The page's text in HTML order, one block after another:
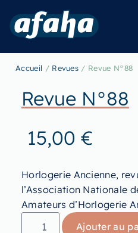
Accueil / Revues / Revue N°88
Revue N°88
15,00 €
Horlogerie Ancienne,
l’Association Nationale
Amateurs d’Horlogerie
Ajouter au